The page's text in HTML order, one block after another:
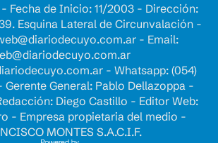
Fecha de Inicio: 11/2003 - Dirección:
Esquina Lateral de Circunvalación -
- Email:
- Whatsapp: (054)
General: Pablo Dellazoppa -
Diego Castillo - Editor Web:
- Empresa propietaria del medio -
MONTES S.A.C.I.F.